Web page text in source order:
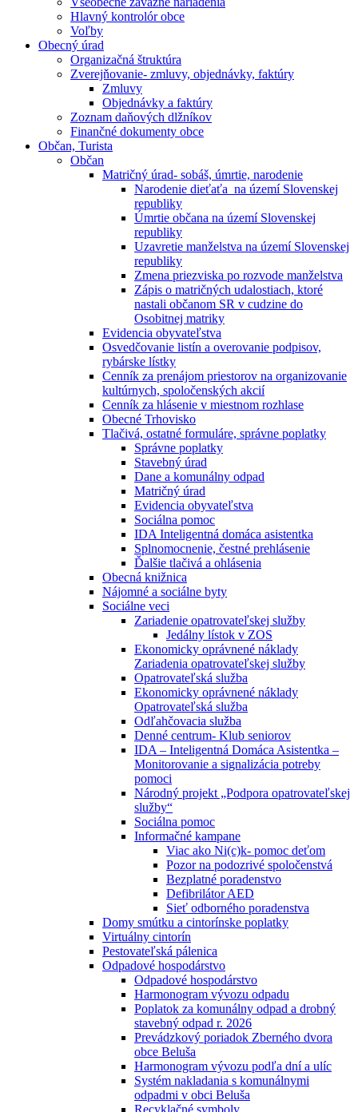
Hlavný kontrolór obce
Voľby
Obecný úrad
Organizačná štruktúra
Zverejňovanie- zmluvy, objednávky, faktúry
Zmluvy
Objednávky a faktúry
Zoznam daňových dlžníkov
Finančné dokumenty obce
Občan, Turista
Občan
Matričný úrad- sobáš, úmrtie, narodenie
Narodenie dieťaťa na území Slovenskej
republiky
Úmrtie občana na území Slovenskej
republiky
Uzavretie manželstva na území Slovenskej
republiky
Zmena priezviska po rozvode manželstva
Zápis o matričných udalostiach, ktoré
nastali občanom SR v cudzine do
Osobitnej matriky
Evidencia obyvateľstva
Osvedčovanie listín a overovanie podpisov,
rybárske lístky
Cenník za prenájom priestorov na organizovanie
kultúrnych, spoločenských akcií
Cenník za hlásenie v miestnom rozhlase
Obecné Trhovisko
Tlačivá, ostatné formuláre, správne poplatky
Správne poplatky
Stavebný úrad
Dane a komunálny odpad
Matričný úrad
Evidencia obyvateľstva
Sociálna pomoc
IDA Inteligentná domáca asistentka
Splnomocnenie, čestné prehlásenie
Ďalšie tlačivá a ohlásenia
Obecná knižnica
Nájomné a sociálne byty
Sociálne veci
Zariadenie opatrovateľskej služby
Jedálny lístok v ZOS
Ekonomicky oprávnené náklady
Zariadenia opatrovateľskej služby
Opatrovateľská služba
Ekonomicky oprávnené náklady
Opatrovateľská služba
Odľahčovacia služba
Denné centrum- Klub seniorov
IDA – Inteligentná Domáca Asistentka –
Monitorovanie a signalizácia potreby
pomoci
Národný projekt „Podpora opatrovateľskej
služby“
Sociálna pomoc
Informačné kampane
Viac ako Ni(c)k- pomoc deťom
Pozor na podozrivé spoločenstvá
Bezplatné poradenstvo
Defibrilátor AED
Sieť odborného poradenstva
Domy smútku a cintorínske poplatky
Virtuálny cintorín
Pestovateľská pálenica
Odpadové hospodárstvo
Odpadové hospodárstvo
Harmonogram vývozu odpadu
Poplatok za komunálny odpad a drobný
stavebný odpad r. 2026
Prevádzkový poriadok Zberného dvora
obce Beluša
Harmonogram vývozu podľa dní a ulíc
Systém nakladania s komunálnymi
odpadmi v obci Beluša
Recyklačné symboly